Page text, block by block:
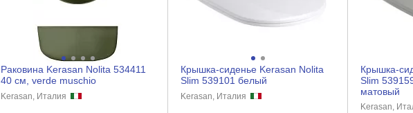
Раковина Kerasan Nolita 534411
40 см, verde muschio
Kerasan, Италия
Крышка-сиденье Kerasan Nolita
Slim 539101 белый
Kerasan, Италия
Крышка-
Slim
матовый
Kerasan,